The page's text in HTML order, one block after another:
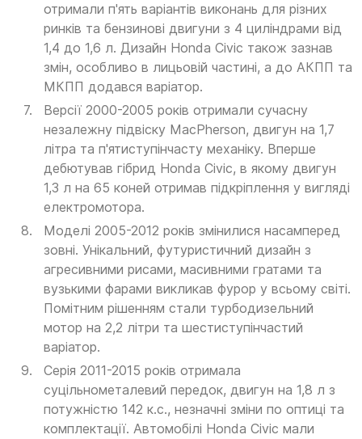
отримали п'ять варіантів виконань для різних
ринків та бензинові двигуни з 4 циліндрами від
1,4 до 1,6 л. Дизайн Honda Civic також зазнав
змін, особливо в лицьовій частині, а до АКПП та
МКПП додався варіатор.
Версії 2000-2005 років отримали сучасну
незалежну підвіску MacPherson, двигун на 1,7
літра та п'ятиступінчасту механіку. Вперше
дебютував гібрид Honda Civic, в якому двигун
1,3 л на 65 коней отримав підкріплення у вигляді
електромотора.
Моделі 2005-2012 років змінилися насамперед
зовні. Унікальний, футуристичний дизайн з
агресивними рисами, масивними гратами та
вузькими фарами викликав фурор у всьому світі.
Помітним рішенням стали турбодизельний
мотор на 2,2 літри та шестиступінчастий
варіатор.
Серія 2011-2015 років отримала
суцільнометалевий передок, двигун на 1,8 л з
потужністю 142 к.с., незначні зміни по оптиці та
комплектації. Автомобілі Honda Civic мали